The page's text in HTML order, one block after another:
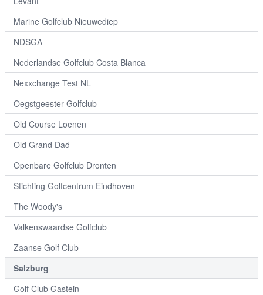
Marine Golfclub Nieuwediep
NDSGA
Nederlandse Golfclub Costa Blanca
Nexxchange Test NL
Oegstgeester Golfclub
Old Course Loenen
Old Grand Dad
Openbare Golfclub Dronten
Stichting Golfcentrum Eindhoven
The Woody's
Valkenswaardse Golfclub
Zaanse Golf Club
Salzburg
Golf Club Gastein